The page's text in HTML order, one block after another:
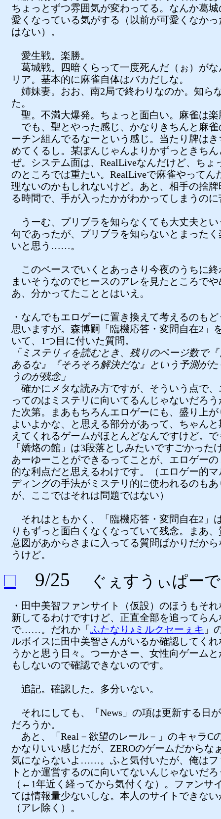
ちょっとずつ雰囲気が変わってる。なんか葛
愛くなっている気がする（以前が可愛くなか
はない）。
愛生戦。楽勝。
葛城戦。四暗くらって一度死んだ（ぉ）がな
リア。基本的に麻雀自体はバカだしな。
姉妹妻。おお、南2局で終わりなのか。知ら
た。
聖。不満大爆発。ちょっと面白い。麻雀は楽
でも、聖とやった感じ、かなりきちんと麻雀
ーチン組んでるなーという感じ。当たり牌は
めてくるし。某ぽんじゃんよりかずっときち
ぜ。システム面は、RealLiveなんだけど、ちょ
のところでは重たい。RealLiveで麻雀やってん
理ないのかもしれないけど。あと、相手の捨
る時間で、手が入ったかがわかってしまうの
うーむ、プリブラを知らなくても大丈夫とい
句であったが、プリブラを知らないとまった
いと思う……。
このペースでいくとあっさり今夜のうちに終
まいそうなのでヒースのアレを見たところで
あ、分かってたこととはいえ。
・なんでもエロゲーに置き換えて考えるのも
思いますが。森博嗣「臨機応答・変問自在2」
いて、1つ目に付いた質問。
「ミステリィを読むとき、残りのページ数で
あるな』『そろそろ解決だな』という予測が
うのが残念」
確かにメタな読み方ですが、そういう点で、
ってのはミステリに向いてるんじゃないだろ
た次第。まあもちろんエロゲーにも、盛り上
よいよかな、と思える部分があって、ちゃん
えてくれるゲームがほとんどなんですけど。
「嬌烙の館」は3段落としみたいですごかった
あーゆーことができるってことが、エロゲー
的な利点だと思えるわけです。（エロゲー的
ディングの手法がミステリ的に使われるのも
が、ここではそれは問題ではない）
それはともかく、「臨機応答・変問自在2」
りもずっと面白くなくなっていて残念。まあ
意図があからさまに入ってる質問ばかりだか
うけど。
□ 9/25 ぐぇすうぃぱー
・田中美智ファンサイト（仮設）のほうもそ
新してるわけですけど、正直全部を追ってら
で……。だれか「 ふたなり♪ミルクセーぇキ 」
ルボイスに田中美智さんがいるか確認してく
うかと思う日々。つーかさー、女性向ゲーム
もしないので確認できないのです。
追記。確認した。多分いない。
それにしても、「News」の項は更新する日
だろうか。
あと、「Real－欲望のレール－」のキャラC
かなりいい感じだが、ZEROのゲームだからな
気にならないよ……。ふと気付いたが、俺はフ
トとか運営するのに向いてないんじゃないだろ
（←1年近く経ってから気付くな）。ファンサ
ては情報量少ないしな。本人のサイトできな
（アレ除く）。